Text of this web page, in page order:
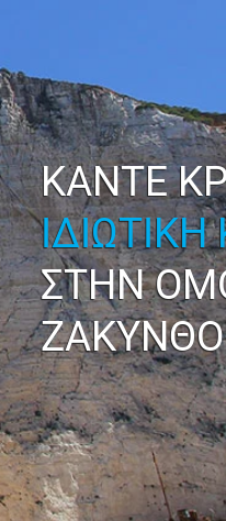
ΚΑΝΤΕ
ΣΤΗΝ
ΖΑΚΥΝΘΟ